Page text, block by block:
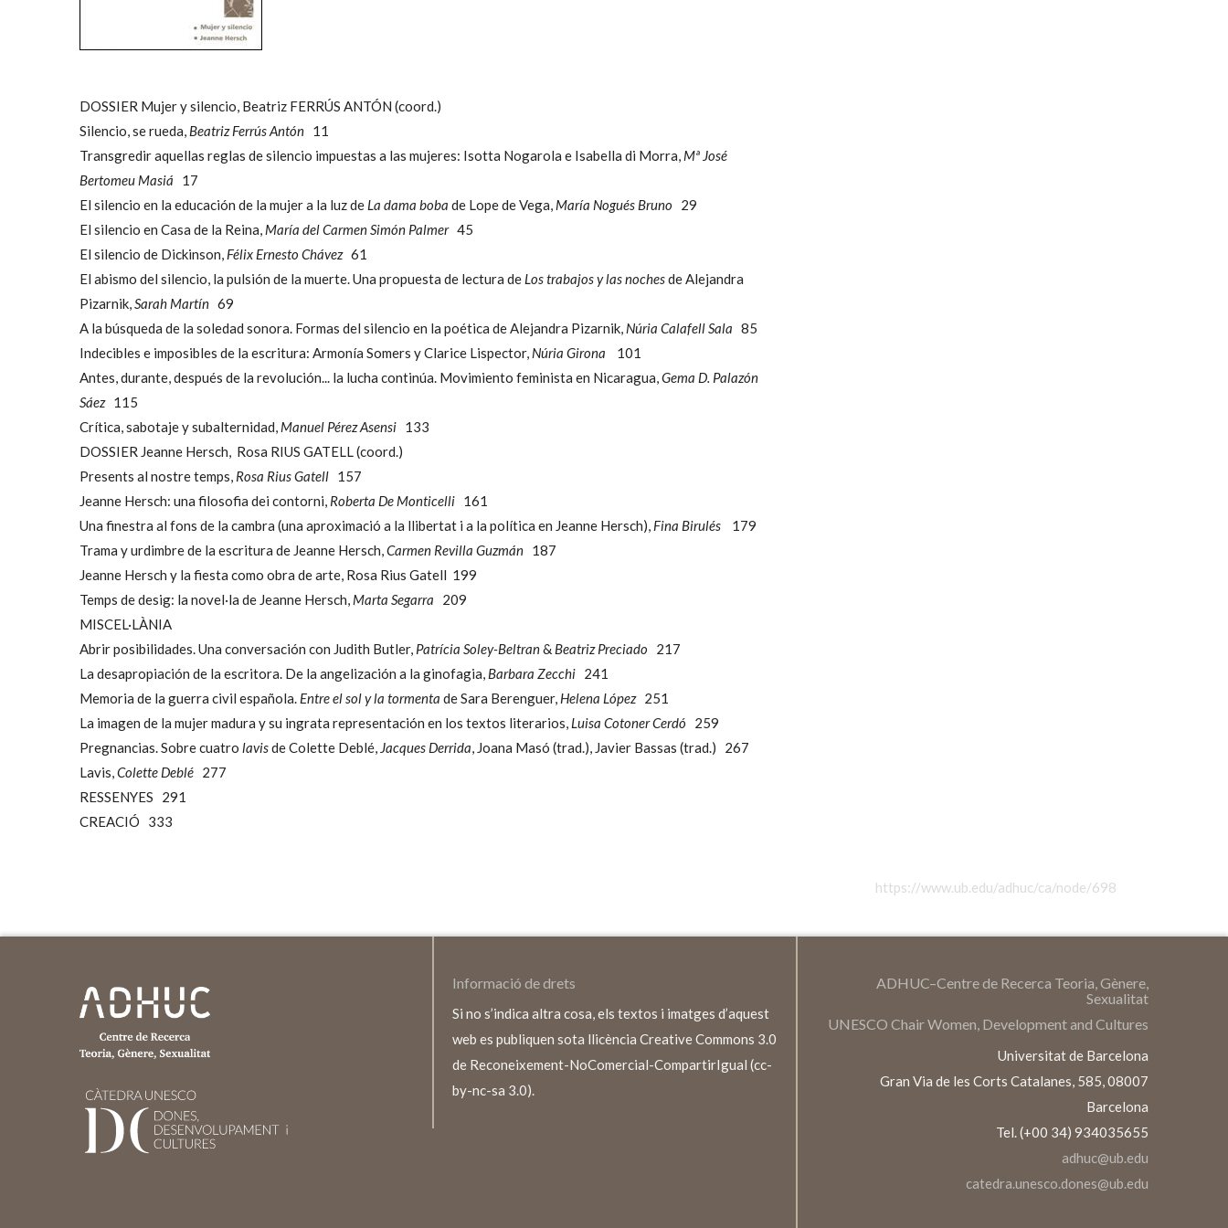
DOSSIER Mujer y silencio, Beatriz FERRÚS ANTÓN (coord.)
Silencio, se rueda, Beatriz Ferrús Antón 11
Transgredir aquellas reglas de silencio impuestas a las mujeres: Isotta Nogarola e Isabella di Morra, Mª José
Bertomeu Masiá 17
El silencio en la educación de la mujer a la luz de La dama boba de Lope de Vega, María Nogués Bruno 29
El silencio en Casa de la Reina, María del Carmen Simón Palmer45
El silencio de Dickinson, Félix Ernesto Chávez61
El abismo del silencio, la pulsión de la muerte. Una propuesta de lectura de Los trabajos y las nochesde Alejandra
Pizarnik,Sarah Martín 69
A la búsqueda de la soledad sonora. Formas del silencio en la poética de Alejandra Pizarnik, Núria Calafell Sala 85
Indecibles e imposibles de la escritura: Armonía Somers y Clarice Lispector, Núria Girona 101
Antes, durante, después de la revolución... la lucha continúa. Movimiento feminista en Nicaragua,Gema D. Palazón
Sáez115
Crítica, sabotaje y subalternidad, Manuel Pérez Asensi 133
DOSSIER Jeanne Hersch, Rosa RIUS GATELL (coord.)
Presents al nostre temps, Rosa Rius Gatell 157
Jeanne Hersch: una filosofia dei contorni, Roberta De Monticelli 161
Una finestra al fons de la cambra (una aproximació a la llibertat i a la política en Jeanne Hersch), Fina Birulés 179
Trama y urdimbre de la escritura de Jeanne Hersch,Carmen Revilla Guzmán 187
Jeanne Hersch y la fiesta como obra de arte, Rosa Rius Gatell 199
Temps de desig: la novel·la de Jeanne Hersch, Marta Segarra 209
MISCEL·LÀNIA
Abrir posibilidades. Una conversación con Judith Butler, Patrícia Soley-Beltran& Beatriz Preciado 217
La desapropiación de la escritora. De la angelización a la ginofagia, Barbara Zecchi 241
Memoria de la guerra civil española. Entre el sol y la tormenta de Sara Berenguer, Helena López251
La imagen de la mujer madura y su ingrata representación en los textos literarios, Luisa Cotoner Cerdó 259
Pregnancias. Sobre cuatro lavisde Colette Deblé, Jacques Derrida, Joana Masó (trad.), Javier Bassas (trad.) 267
Lavis,Colette Deblé 277
RESSENYES 291
CREACIÓ 333
https://www.ub.edu/adhuc/ca/node/698
Informació de drets
Si no s’indica altra cosa, els textos i imatges d’aquest
web es publiquen sota llicència Creative Commons 3.0
de Reconeixement-NoComercial-CompartirIgual (cc-
by-nc-sa 3.0).
ADHUC–Centre de Recerca Teoria, Gènere,
Sexualitat
UNESCO Chair Women, Development and Cultures
Universitat de Barcelona
Gran Via de les Corts Catalanes, 585, 08007
Barcelona
Tel. (+00 34) 934035655
adhuc@ub.edu
catedra.unesco.dones@ub.edu